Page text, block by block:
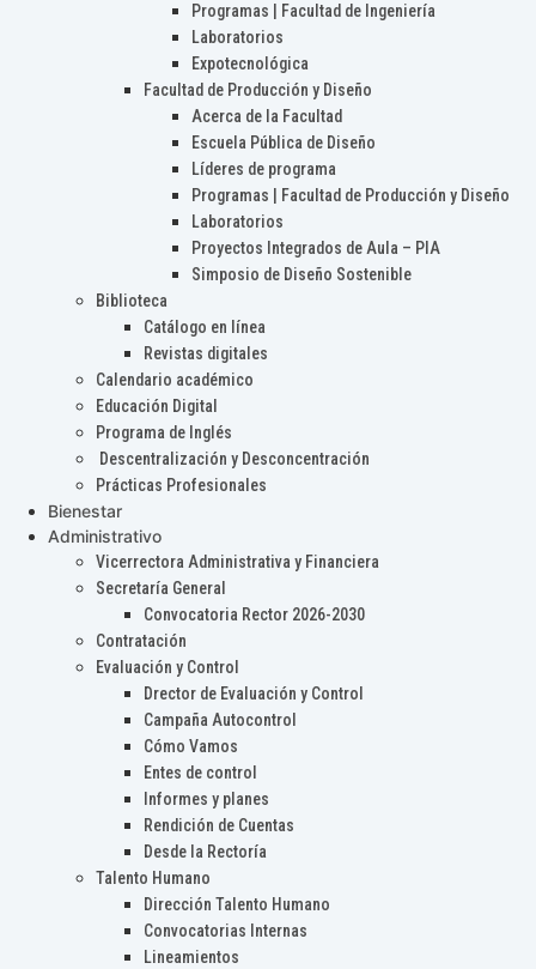
Programas | Facultad de Ingeniería
Laboratorios
Expotecnológica
Facultad de Producción y Diseño
Acerca de la Facultad
Escuela Pública de Diseño
Líderes de programa
Programas | Facultad de Producción y Diseño
Laboratorios
Proyectos Integrados de Aula – PIA
Simposio de Diseño Sostenible
Biblioteca
Catálogo en línea
Revistas digitales
Calendario académico
Educación Digital
Programa de Inglés
Descentralización y Desconcentración
Prácticas Profesionales
Bienestar
Administrativo
Vicerrectora Administrativa y Financiera
Secretaría General
Convocatoria Rector 2026-2030
Contratación
Evaluación y Control
Drector de Evaluación y Control
Campaña Autocontrol
Cómo Vamos
Entes de control
Informes y planes
Rendición de Cuentas
Desde la Rectoría
Talento Humano
Dirección Talento Humano
Convocatorias Internas
Lineamientos